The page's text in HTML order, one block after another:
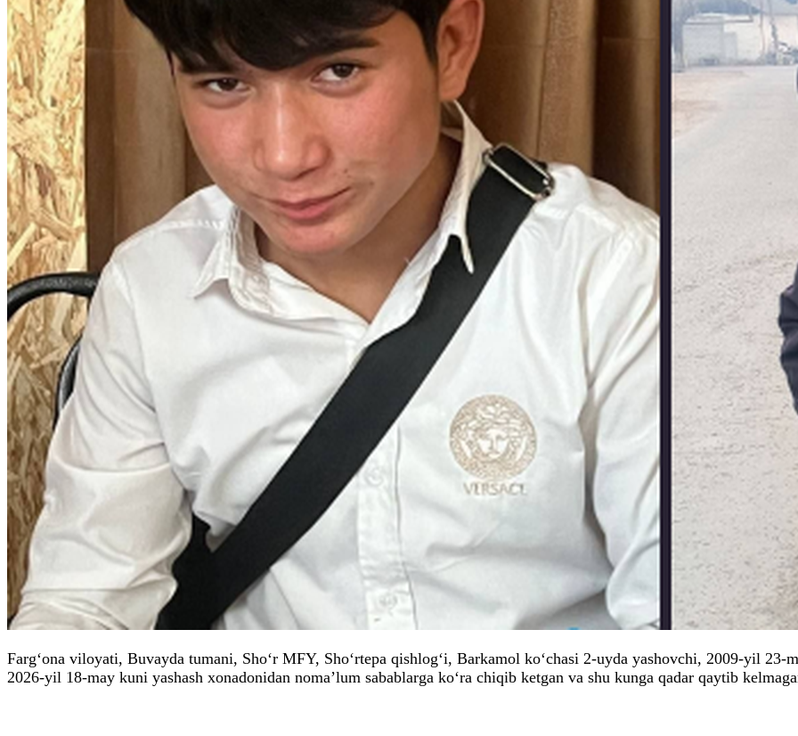
Farg‘ona viloyati, Buvayda tumani, Sho‘r MFY, Sho‘rtepa qishlog‘i, Barkamol ko‘chasi 2-uyda yashovchi, 2009-yil
2026-yil 18-may kuni yashash xonadonidan noma’lum sabablarga ko‘ra chiqib ketgan va shu kunga qadar qaytib